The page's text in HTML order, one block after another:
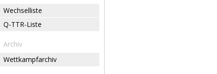
Wechselliste
Q-TTR-Liste
Archiv
Wettkampfarchiv